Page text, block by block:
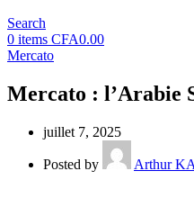
Search
0 items CFA0.00
Mercato
Mercato : l’Arabie
juillet 7, 2025
Posted by Arthur